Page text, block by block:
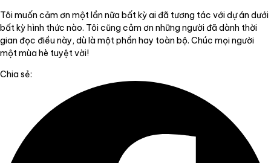
Tôi muốn cảm ơn một lần nữa bất kỳ ai đã tương tác với dự án dưới
bất kỳ hình thức nào. Tôi cũng cảm ơn những người đã dành thời
gian đọc điều này, dù là một phần hay toàn bộ. Chúc mọi người
một mùa hè tuyệt vời!
Chia sẻ: